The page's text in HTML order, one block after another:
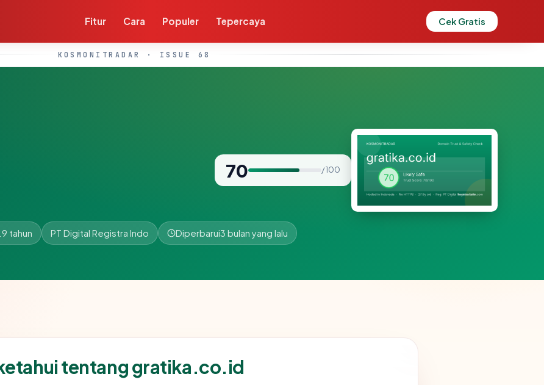
Fitur Cara Populer Tepercaya Cek Gratis
KOSMONITRADAR · ISSUE 68
70 / 100
tahun PT Digital Registra Indo Diperbarui3 bulan yang lalu
tentang gratika.co.id